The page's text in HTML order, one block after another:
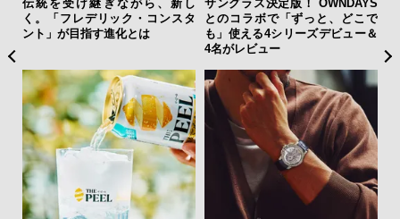
伝統を受け継ぎながら、新し
く。「フレデリック・コンスタ
ント」が目指す進化とは
サングラス決定版！ OWNDAYS
とのコラボで「ずっと、どこで
も」使える4シリーズデビュー＆
4名がレビュー
y